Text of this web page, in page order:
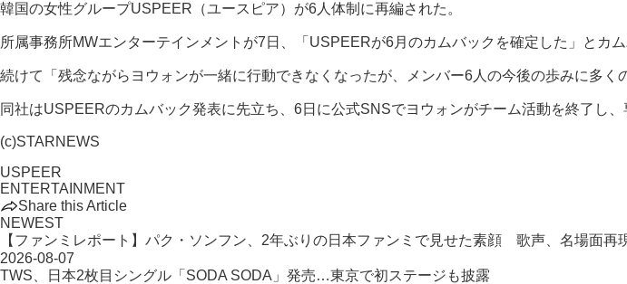
韓国の女性グループUSPEER（ユースピア）が6人体制に再編された。
所属事務所MWエンターテインメントが7日、「USPEERが6月のカムバックを確定した」とカ
続けて「残念ながらヨウォンが一緒に行動できなくなったが、メンバー6人の今後の歩みに多く
同社はUSPEERのカムバック発表に先立ち、6日に公式SNSでヨウォンがチーム活動を終了し
(c)STARNEWS
USPEER
ENTERTAINMENT
Share this Article
NEWEST
【ファンミレポート】パク・ソンフン、2年ぶりの日本ファンミで見せた素顔 歌声、名場面再
2026-08-07
TWS、日本2枚目シングル「SODA SODA」発売…東京で初ステージも披露